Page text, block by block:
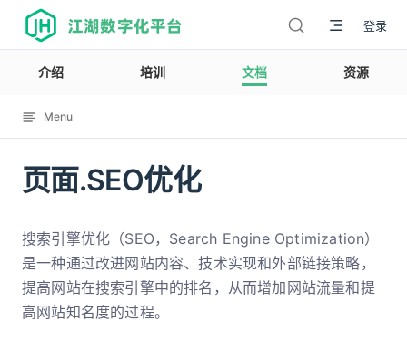
江湖数字化平台 登录
介绍 培训 文档 资源
Menu
页面.SEO优化
12003
搜索引擎优化（SEO，Search Engine Optimization）
是一种通过改进网站内容、技术实现和外部链接策略，
提高网站在搜索引擎中的排名，从而增加网站流量和提
高网站知名度的过程。